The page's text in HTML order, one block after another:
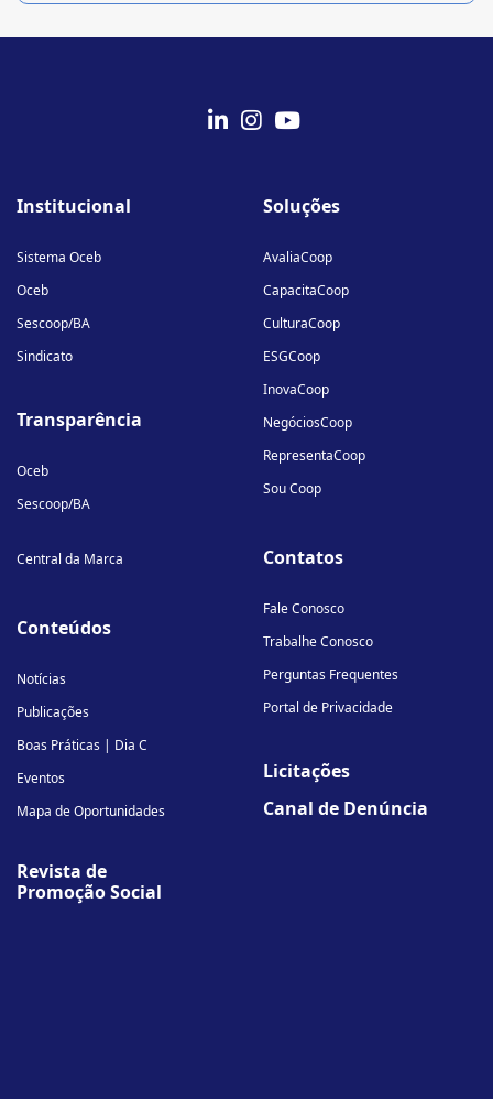
linkedin-
instagram
youtube
Institucional
Sistema Oceb
Oceb
Sescoop/BA
Sindicato
Transparência
Oceb
Sescoop/BA
Central da Marca
Conteúdos
Notícias
Publicações
Boas Práticas | Dia C
Eventos
Mapa de Oportunidades
Revista de
Promoção Social
Soluções
AvaliaCoop
CapacitaCoop
CulturaCoop
ESGCoop
InovaCoop
NegóciosCoop
RepresentaCoop
Sou Coop
Contatos
Fale Conosco
Trabalhe Conosco
Perguntas Frequentes
Portal de Privacidade
Licitações
Canal de Denúncia